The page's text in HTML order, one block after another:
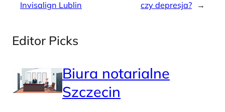
Invisalign Lublin
czy depresja?
→
Editor Picks
Biura notarialne
Szczecin